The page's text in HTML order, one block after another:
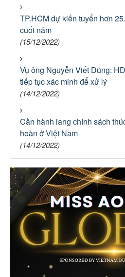
TP.HCM dự kiến tuyển hơn
cuối năm
(15/12/2022)
Vụ ông Nguyễn Viết Dũng:
tiếp tục xác minh để xử lý
(14/12/2022)
Cần hành lang chính sách
hoàn ở Việt Nam
(14/12/2022)